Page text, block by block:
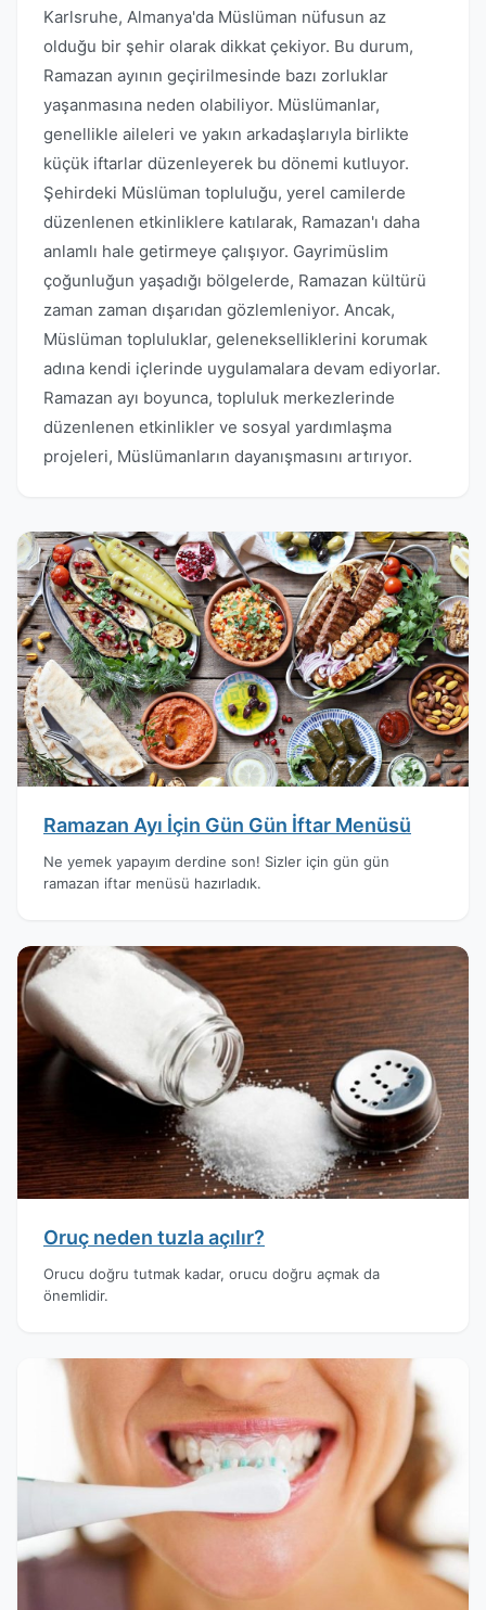
Karlsruhe, Almanya'da Müslüman nüfusun az
olduğu bir şehir olarak dikkat çekiyor. Bu durum,
Ramazan ayının geçirilmesinde bazı zorluklar
yaşanmasına neden olabiliyor. Müslümanlar,
genellikle aileleri ve yakın arkadaşlarıyla birlikte
küçük iftarlar düzenleyerek bu dönemi kutluyor.
Şehirdeki Müslüman topluluğu, yerel camilerde
düzenlenen etkinliklere katılarak, Ramazan'ı daha
anlamlı hale getirmeye çalışıyor. Gayrimüslim
çoğunluğun yaşadığı bölgelerde, Ramazan kültürü
zaman zaman dışarıdan gözlemleniyor. Ancak,
Müslüman topluluklar, gelenekselliklerini korumak
adına kendi içlerinde uygulamalara devam ediyorlar.
Ramazan ayı boyunca, topluluk merkezlerinde
düzenlenen etkinlikler ve sosyal yardımlaşma
projeleri, Müslümanların dayanışmasını artırıyor.
Ramazan Ayı İçin Gün Gün İftar Menüsü
Ne yemek yapayım derdine son! Sizler için gün gün
ramazan iftar menüsü hazırladık.
Oruç neden tuzla açılır?
Orucu doğru tutmak kadar, orucu doğru açmak da
önemlidir.